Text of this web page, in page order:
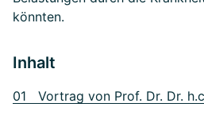
könnten.
Inhalt
01 Vortrag von Prof. Dr. Dr.